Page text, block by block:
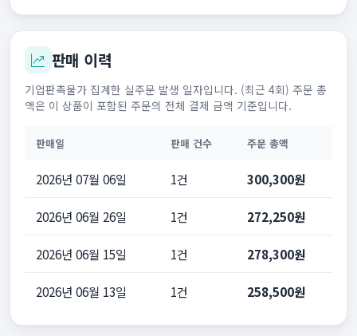
판매 이력
기업판촉물가 집계한 실주문 발생 일자입니다. (최근 4회) 주문 총
액은 이 상품이 포함된 주문의 전체 결제 금액 기준입니다.
판매일 판매 건수 주문 총액
2026년 07월 06일 1건 300,300원
2026년 06월 26일 1건 272,250원
2026년 06월 15일 1건 278,300원
2026년 06월 13일 1건 258,500원